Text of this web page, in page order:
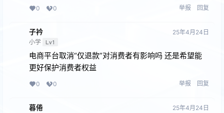
0 0 举报 回复
子衿
小学 Lv1
25年4月24日
电商平台取消“仅退款”对消费者有影响吗 还是希望能
更好保护消费者权益
0 0 举报 回复
暮倦 25年4月24日